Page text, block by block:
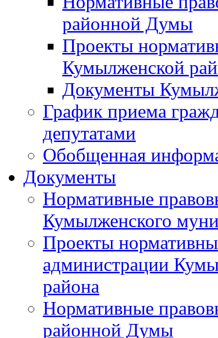
районной Думы
Проекты
Кумылженской
Документы
График приема
депутатами
Обобщенная
Документы
Нормативные
Кумылженского
Проекты
администрации
района
Нормативные
районной Думы